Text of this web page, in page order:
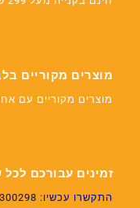
מוצרים מקוריים
מוצרים מקוריים עם
זמינים עבורכם
התקשרו עכשיו: 02-5300298